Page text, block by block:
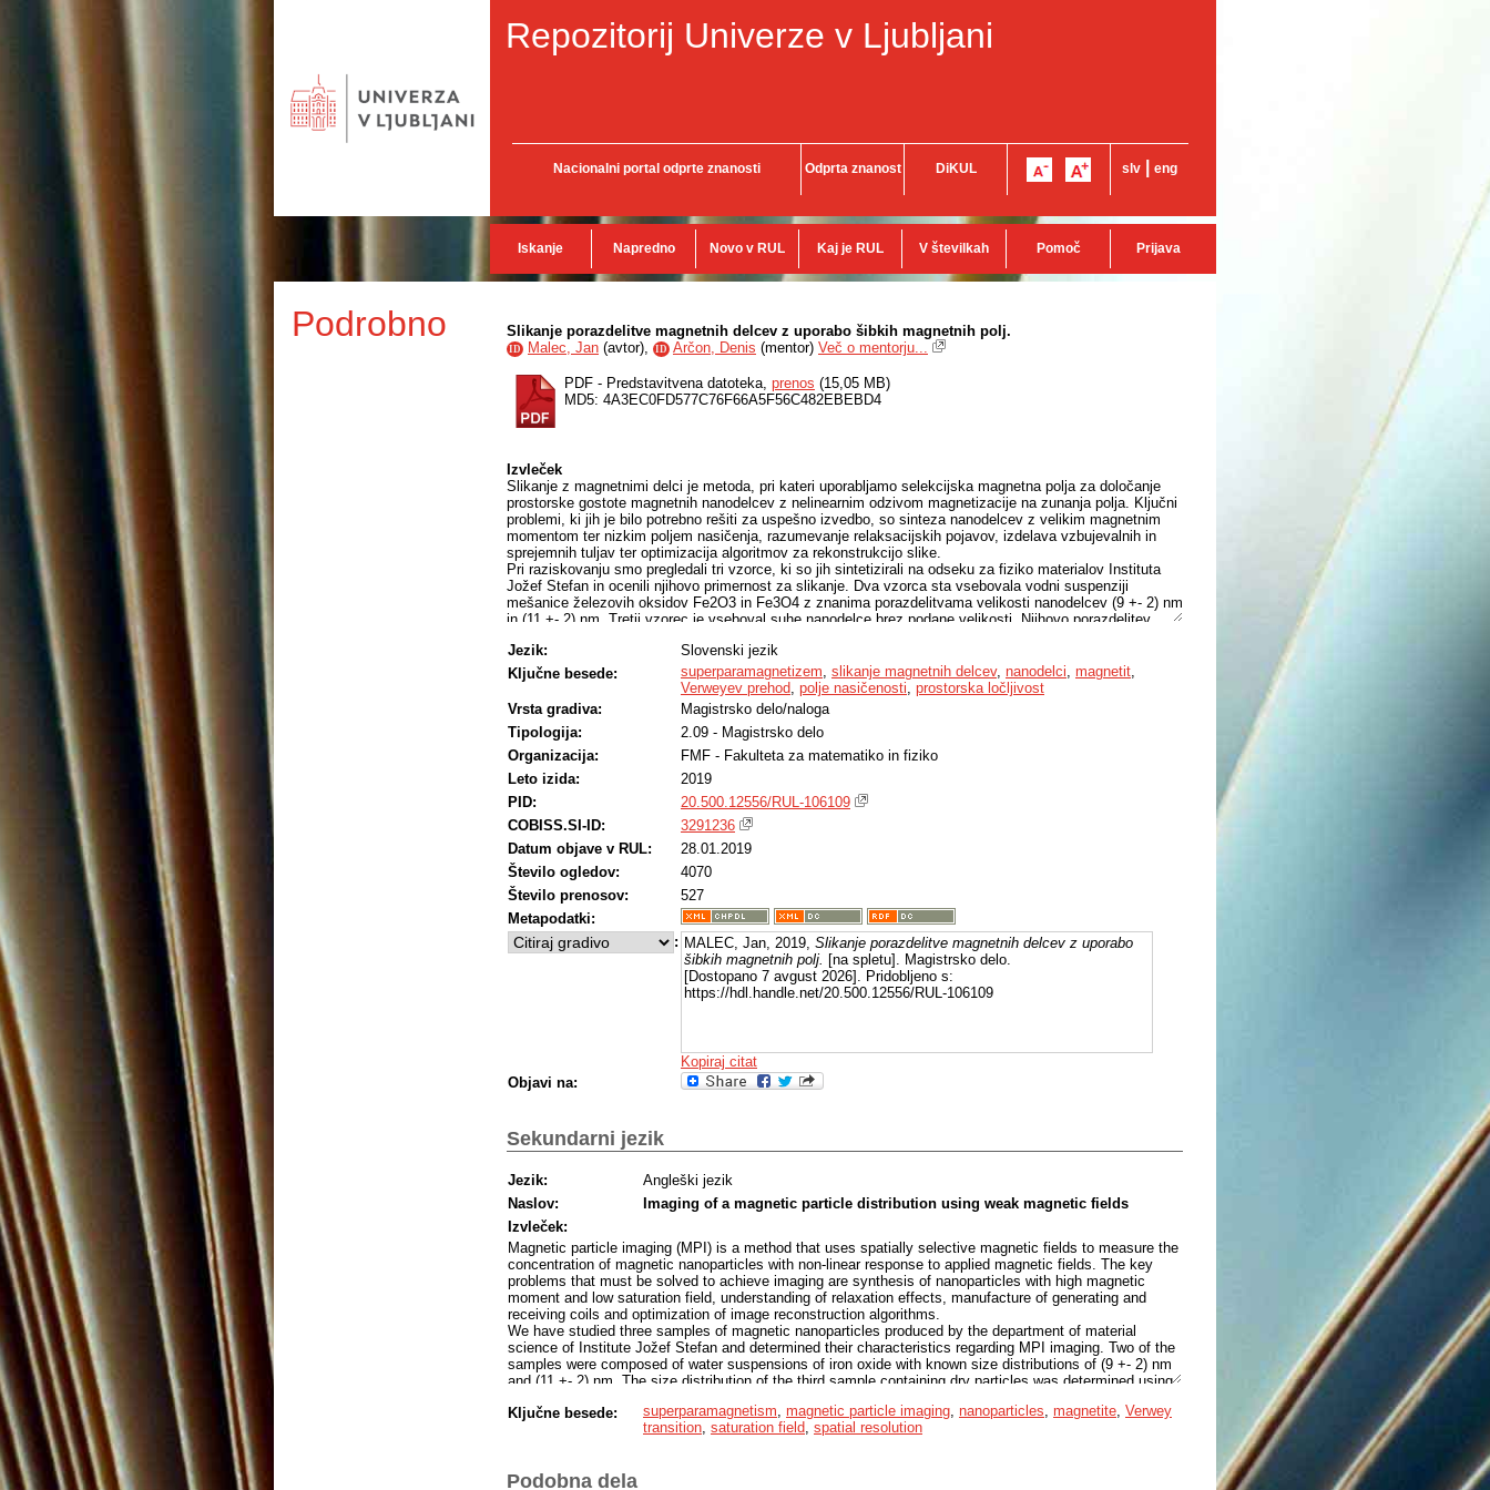
Repozitorij Univerze v Ljubljani
Nacionalni portal odprte znanosti Odprta znanost DiKUL slv eng
Iskanje Napredno Novo v RUL Kaj je RUL V številkah Pomoč Prijava
Podrobno Slikanje porazdelitve magnetnih delcev z uporabo šibkih magnetnih polj.
ID Malec, Jan (avtor), ID Arčon, Denis (mentor) Več o mentorju...
PDF - Predstavitvena datoteka, prenos (15,05 MB)
MD5: 4A3EC0FD577C76F66A5F56C482EBEBD4
Izvleček
Slikanje z magnetnimi delci je metoda, pri kateri uporabljamo selekcijska magnetna polja za določanje
prostorske gostote magnetnih nanodelcev z nelinearnim odzivom magnetizacije na zunanja polja. Ključni
problemi, ki jih je bilo potrebno rešiti za uspešno izvedbo, so sinteza nanodelcev z velikim magnetnim
momentom ter nizkim poljem nasičenja, razumevanje relaksacijskih pojavov, izdelava vzbujevalnih in
sprejemnih tuljav ter optimizacija algoritmov za rekonstrukcijo slike.
Pri raziskovanju smo pregledali tri vzorce, ki so jih sintetizirali na odseku za fiziko materialov Instituta
Jožef Stefan in ocenili njihovo primernost za slikanje. Dva vzorca sta vsebovala vodni suspenziji
mešanice železovih oksidov Fe2O3 in Fe3O4 z znanima porazdelitvama velikosti nanodelcev (9 +- 2) nm
in (11 +- 2) nm. Tretji vzorec je vseboval suhe nanodelce brez podane velikosti. Njihovo porazdelitev
treh vzorcev smo določili z uporabo vibracijskega magnetometra in magnetometra na osnovi
superprevodnega kvantnega interferometra. Delci v suspenzijah so se na zunanje magnetno polje
odzivali kot popolni superparamagneti, suhi delci pa so pri sobni temperaturi kazali neničelno remanentno
polje velikosti (414 +- 4) A/m. Iz meritev magnetizacije suhega vzorca v magnetnem polju in ob
odsotnosti magnetnega polja lahko razberemo, da pride pri temperaturi 125 K do hitre spremembe
magnetizacije, ki smo jo pripisali Verweyevemu prehodu.
Za potrebe slikanja smo sestavili napravo, ki je vsebovala par tuljav v Maxwellovi konfiguraciji, s katerimi
smo ustvarili statično gradientno polje, par manjših tuljav, s katerimi smo ustvarili izmenično,
vzbujevalno polje, sprejemno tuljavo ter kompenzacijski tuljavi, s pomočjo katerih smo signal delcev
ločili od signala vzbujanja. Signal smo zajemali z ojačevalnikom s fazno vpeto zanko. Večjo ponovljivost
rezultatov smo dosegli tako, da smo motorizirali premikanje delcev, podatke pa zajemali z osebnim
računalnikom. S postavitvijo smo lahko posneli osnovno sliko in tako pokazali, da princip slikanja deluje.
Dosegli smo ločljivost velikostnega reda 1 mm. Glavno omejitev pri slikanju je v našem primeru
predstavljala velikost magnetnega gradienta, saj magnetizacija delcev v območju slikanja ni dosegla
nasičene vrednosti.
Jezik:
Slovenski jezik
Ključne besede:
superparamagnetizem, slikanje magnetnih delcev, nanodelci, magnetit,
Verweyev prehod, polje nasičenosti, prostorska ločljivost
Vrsta gradiva:
Magistrsko delo/naloga
Tipologija:
2.09 - Magistrsko delo
Organizacija:
FMF - Fakulteta za matematiko in fiziko
Leto izida:
2019
PID:
20.500.12556/RUL-106109
COBISS.SI-ID:
3291236
Datum objave v RUL:
28.01.2019
Število ogledov:
4070
Število prenosov:
527
Metapodatki:
: MALEC, Jan, 2019, Slikanje porazdelitve magnetnih delcev z uporabo
šibkih magnetnih polj. [na spletu]. Magistrsko delo.
[Dostopano 7 avgust 2026]. Pridobljeno s:
https://hdl.handle.net/20.500.12556/RUL-106109
Kopiraj citat
Objavi na:
Sekundarni jezik
Jezik:
Angleški jezik
Naslov:
Imaging of a magnetic particle distribution using weak magnetic fields
Izvleček:
Magnetic particle imaging (MPI) is a method that uses spatially selective magnetic fields to measure the
concentration of magnetic nanoparticles with non-linear response to applied magnetic fields. The key
problems that must be solved to achieve imaging are synthesis of nanoparticles with high magnetic
moment and low saturation field, understanding of relaxation effects, manufacture of generating and
receiving coils and optimization of image reconstruction algorithms.
We have studied three samples of magnetic nanoparticles produced by the department of material
science of Institute Jožef Stefan and determined their characteristics regarding MPI imaging. Two of the
samples were composed of water suspensions of iron oxide with known size distributions of (9 +- 2) nm
and (11 +- 2) nm. The size distribution of the third sample containing dry particles was determined using
determined using a vibrational magnetometer and a magnetometer based on superconducting quantum
By looking at the temperature dependent magnetization of the dry particles measured in presence of an
Ključne besede: superparamagnetism magnetic particle imaging nanoparticles magnetite Verwey
transition saturation field spatial resolution
Podobna dela